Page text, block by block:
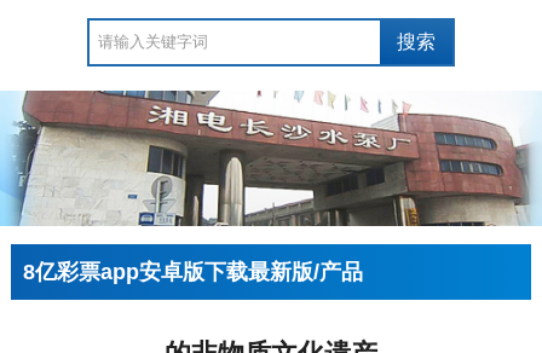
8亿彩票app安卓版下载最新版/产品